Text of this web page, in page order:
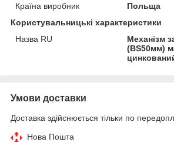
Країна виробник
Польща
Користувальницькі характеристики
Назва RU
Механізм
(BS50мм)
Умови доставки
Доставка здійснюється тільки по
Нова Пошта